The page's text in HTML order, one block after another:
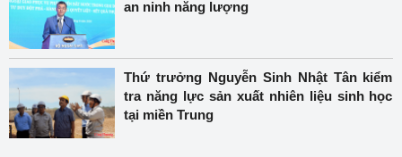
an ninh năng lượng
Thứ trưởng Nguyễn Sinh Nhật Tân kiểm
tra năng lực sản xuất nhiên liệu sinh học
tại miền Trung